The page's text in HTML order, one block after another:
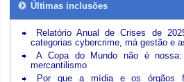
Últimas inclusões
Relatório Anual de Crises de
categorias cybercrime, má gestão e
A Copa do Mundo não é
mercantilismo
Por que a mídia e os órgãos